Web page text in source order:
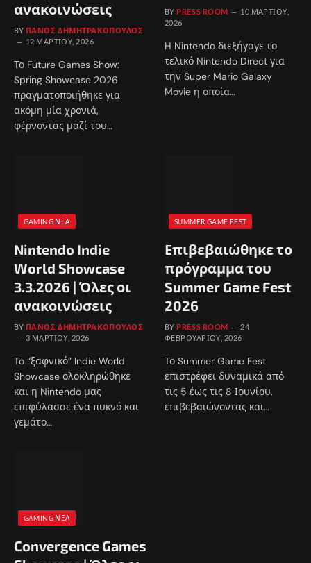
ανακοινώσεις
BY ΠΆΝΟΣ ΔΗΜΗΤΡΑΚΌΠΟΥΛΟΣ
12 ΜΑΡΤΊΟΥ, 2026
Το Future Games Show:
Spring Showcase 2026
πραγματοποιήθηκε για
ακόμη μία χρονιά,
φέρνοντας μαζί του…
BY PRESS ROOM
10 ΜΑΡΤΊΟΥ,
2026
H Nintendo διεξήγαγε το
τελικό Nintendo Direct για
την Super Mario Galaxy
Movie η οποία…
GAMING ΝΈΑ
Nintendo Indie
World Showcase
3.3.2026 | Όλες οι
ανακοινώσεις
BY ΠΆΝΟΣ ΔΗΜΗΤΡΑΚΌΠΟΥΛΟΣ
3 ΜΑΡΤΊΟΥ, 2026
To “ξαφνικό” Indie World
Showcase ολοκληρώθηκε
και η Nintendo μας
επιφύλασσε ένα πυκνό και
γεμάτο…
SUMMER GAME FEST
Επιβεβαιώθηκε το
πρόγραμμα του
Summer Game Fest
2026
BY PRESS ROOM
24
ΦΕΒΡΟΥΑΡΊΟΥ, 2026
Το Summer Game Fest
επιστρέφει δυναμικά από
τις 5 έως τις 8 Ιουνίου,
επιβεβαιώνοντας και…
GAMING ΝΈΑ
Convergence Games